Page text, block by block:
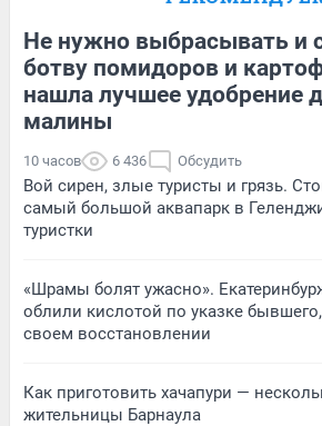
Не нужно выбрасывать и
ботву помидоров и
нашла лучшее удобрение
малины
10 часов 6 436 Обсудить
Вой сирен, злые туристы и грязь.
самый большой аквапарк в
туристки
«Шрамы болят ужасно».
облили кислотой по указке
своем восстановлении
Как приготовить хачапури —
жительницы Барнаула